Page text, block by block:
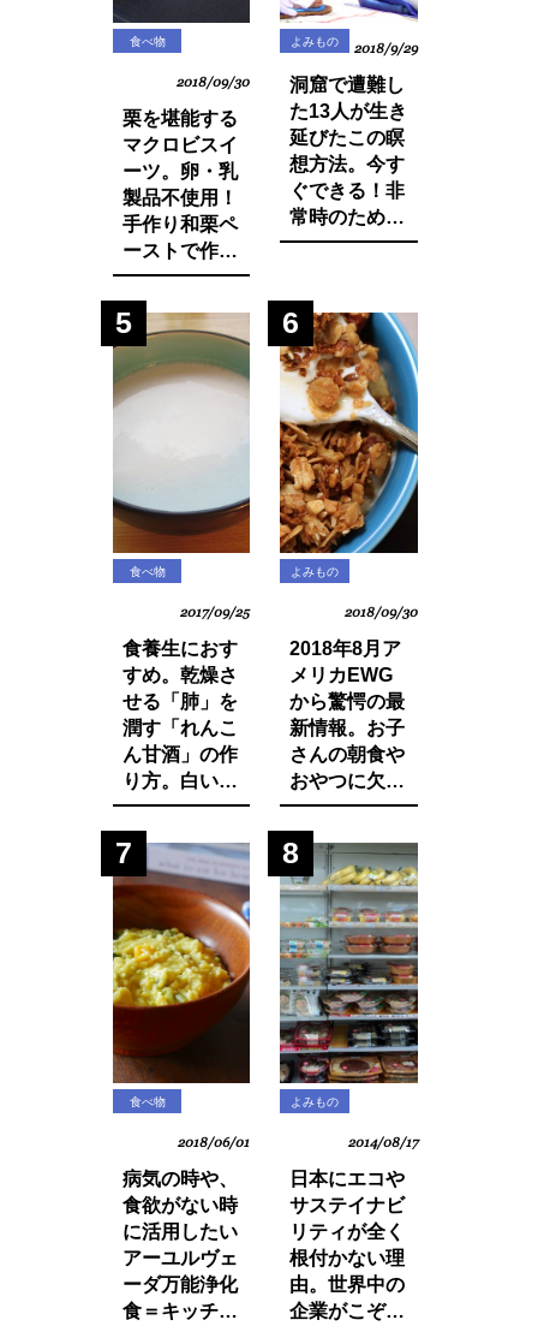
食べ物
2018/09/30
栗を堪能する
マクロビスイ
ーツ。卵・乳
製品不使用！
手作り和栗ペ
ーストで作る
モンブランパ
フェの作り方
よみもの 2018/9/29
洞窟で遭難し
た13人が生き
延びたこの瞑
想方法。今す
ぐできる！非
常時のために
知っておきた
マネージ。
5
食べ物
2017/09/25
食養生におす
すめ。乾燥さ
せる「肺」を
潤す「れんこ
ん甘酒」の作
り方。白い食
材でカラダを
養おう。
6
よみもの
2018/09/30
2018年8月ア
メリカEWG
から驚愕の最
新情報。お子
さんの朝食や
おやつに欠か
せないシリア
ルから大量の
発がん性物質
グリホサート
が検出！
7
食べ物
2018/06/01
病気の時や、
食欲がない時
に活用したい
アーユルヴェ
ーダ万能浄化
食＝キッチャ
8
よみもの
2014/08/17
日本にエコや
サステイナビ
リティが全く
根付かない理
由。世界中の
企業がこぞっ